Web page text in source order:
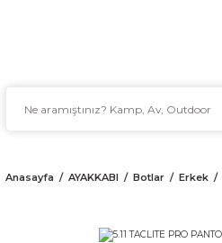
Anasayfa AYAKKABI Botlar Erkek